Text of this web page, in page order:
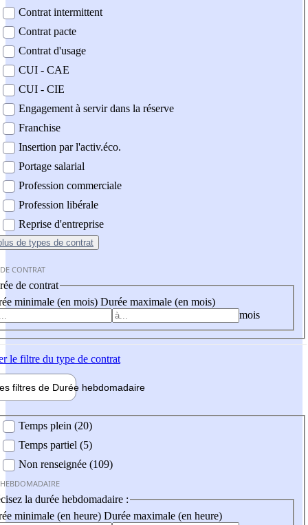
Contrat intermittent
Contrat pacte
Contrat d'usage
CUI - CAE
CUI - CIE
Engagement à servir dans la réserve
Franchise
Insertion par l'activ.éco.
Portage salarial
Profession commerciale
Profession libérale
Reprise d'entreprise
de types de contrat
CONTRAT
de contrat
minimale (en mois) Durée maximale (en mois)
mois
le filtre du type de contrat
filtres de Durée hebdomadaire
Temps plein (20)
Temps partiel (5)
Non renseignée (109)
la durée hebdomadaire :
minimale (en heure) Durée maximale (en heure)